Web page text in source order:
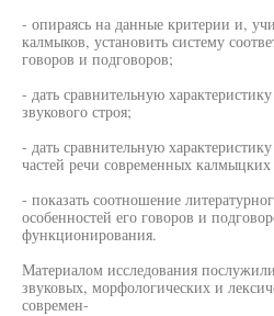
- опираясь на данные критерии и,
калмыков, установить систему
говоров и подговоров;
- дать сравнительную
звукового строя;
- дать сравнительную
частей речи современных
- показать соотношение
особенностей его говоров и
функционирования.
Материалом исследования
звуковых, морфологических и
современ-